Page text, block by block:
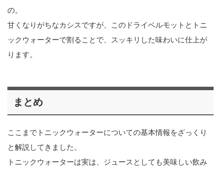
の。
甘くなりがちなカシスですが、このドライベルモットとトニ
ックウォーターで割ることで、スッキリした味わいに仕上が
ります。
まとめ
ここまでトニックウォーターについての基本情報をざっくり
と解説してきました。
トニックウォーターは実は、ジュースとしても美味しい飲み